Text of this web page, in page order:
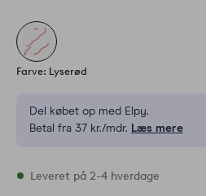
Farve: Lyserød
Del købet op med Elpy.
Betal fra 37 kr./mdr. Læs mere
På lager
Leveret på 2-4 hverdage